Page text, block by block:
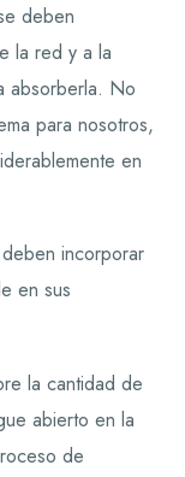
deben
la red y a la
absorberla. No
para nosotros,
en
incorporar
en sus
la cantidad de
abierto en la
de